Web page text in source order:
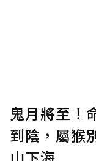
鬼月將至！
到陰，屬猴